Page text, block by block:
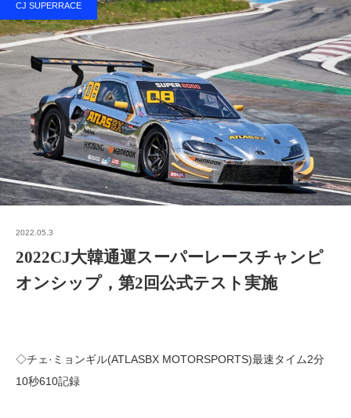
CJ SUPERRACE
2022.05.3
2022CJ大韓通運スーパーレースチャンピ
オンシップ，第2回公式テスト実施
◇チェ·ミョンギル(ATLASBX MOTORSPORTS)最速タイム2分
10秒610記録